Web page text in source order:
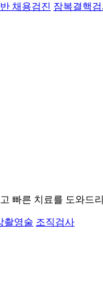
채용검진 잠복결핵
빠른 치료를 도와드
촬영술 조직검사